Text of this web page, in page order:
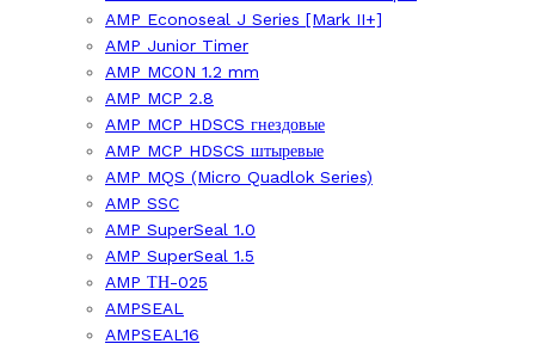
AMP Econoseal J Series [Mark II+]
AMP Junior Timer
AMP MCON 1.2 mm
AMP MCP 2.8
AMP MCP HDSCS гнездовые
AMP MCP HDSCS штыревые
AMP MQS (Micro Quadlok Series)
AMP SSC
AMP SuperSeal 1.0
AMP SuperSeal 1.5
AMP ТН-025
AMPSEAL
AMPSEAL16